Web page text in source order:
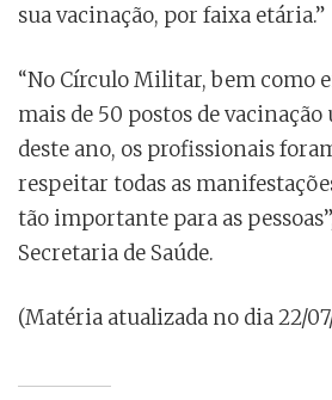
sua vacinação, por faixa etária.”
“No Círculo Militar, bem como
mais de 50 postos de
deste ano, os profissionais
respeitar todas as
tão importante para as
Secretaria de Saúde.
(Matéria atualizada no dia 22/